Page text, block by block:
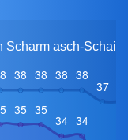
Scharm asch-